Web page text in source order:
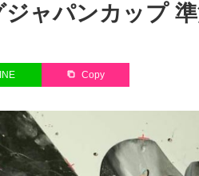
ャパンカップ 準
Copy